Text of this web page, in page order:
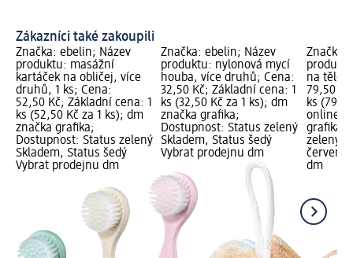
Zákazníci také zakoupili
Značka: ebelin; Název
produktu: masážní
kartáček na obličej, více
druhů, 1 ks; Cena:
52,50 Kč; Základní cena: 1
ks (52,50 Kč za 1 ks); dm
značka grafika;
Dostupnost: Status zelený
Skladem, Status šedý
Vybrat prodejnu dm
Značka: ebelin; Název
produktu: nylonová mycí
houba, více druhů; Cena:
32,50 Kč; Základní cena: 1
ks (32,50 Kč za 1 ks); dm
značka grafika;
Dostupnost: Status zelený
Skladem, Status šedý
Vybrat prodejnu dm
Značka:
na tělo,
79,50
ks
online
grafika;
zelený
červený
dm